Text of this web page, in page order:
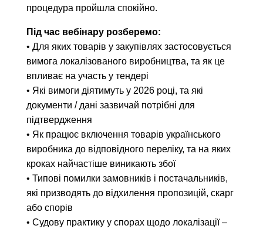
процедура пройшла спокійно.
Під час вебінару розберемо:
• Для яких товарів у закупівлях застосовується
вимога локалізованого виробництва, та як це
впливає на участь у тендері
• Які вимоги діятимуть у 2026 році, та які
документи / дані зазвичай потрібні для
підтвердження
• Як працює включення товарів українського
виробника до відповідного переліку, та на яких
кроках найчастіше виникають збої
• Типові помилки замовників і постачальників,
які призводять до відхилення пропозицій, скарг
або спорів
• Судову практику у спорах щодо локалізації –